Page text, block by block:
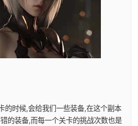
的时候,会给我们一些装备,在这个副本
的装备,而每一个关卡的挑战次数也是